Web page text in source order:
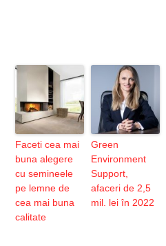
Faceti cea mai
buna alegere
cu semineele
pe lemne de
cea mai buna
calitate
Green
Environment
Support,
afaceri de 2,5
mil. lei în 2022